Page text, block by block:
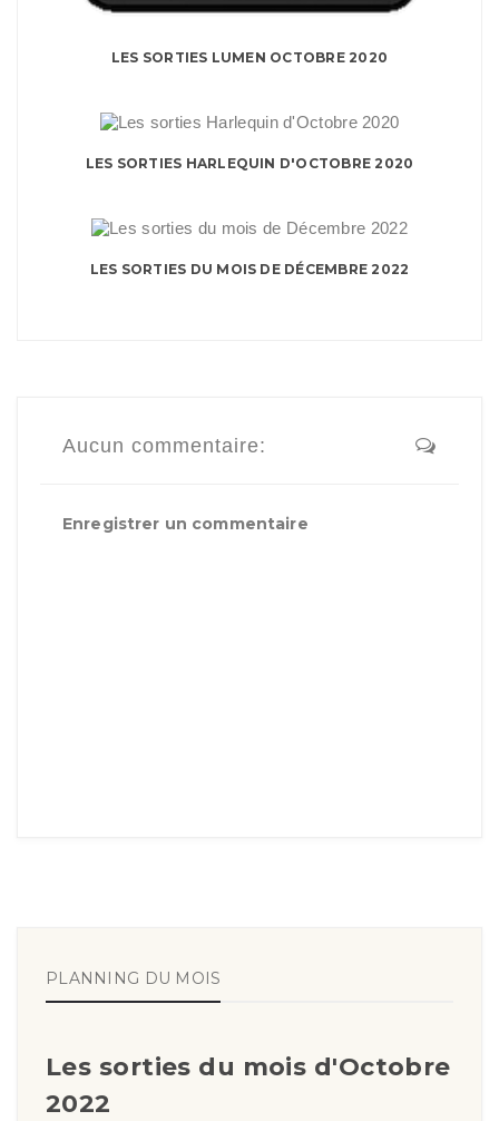
LES SORTIES LUMEN OCTOBRE 2020
LES SORTIES HARLEQUIN D'OCTOBRE 2020
LES SORTIES DU MOIS DE DÉCEMBRE 2022
Aucun commentaire:
Enregistrer un commentaire
PLANNING DU MOIS
Les sorties du mois d'Octobre
2022